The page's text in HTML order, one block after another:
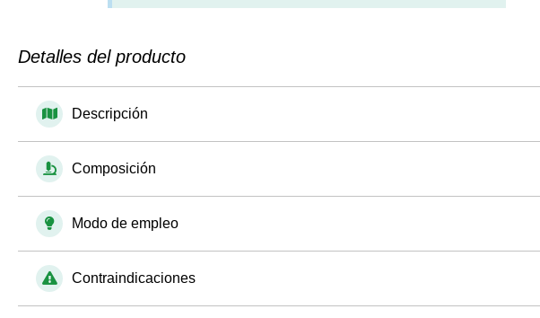
Detalles del producto
Descripción
Composición
Modo de empleo
Contraindicaciones